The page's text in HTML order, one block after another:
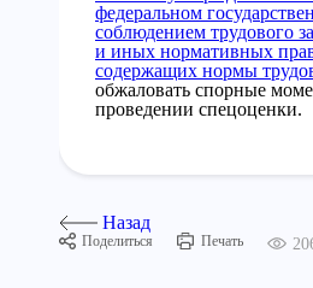
федеральном
соблюдением трудового
и иных нормативных
содержащих нормы
обжаловать спорные
проведении спецоценки.
Назад
Поделиться Печать